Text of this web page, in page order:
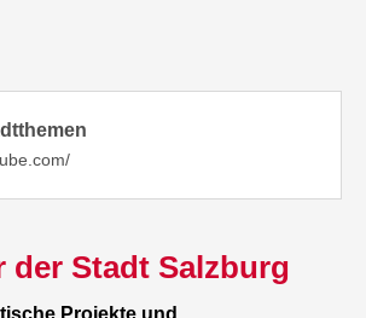
der Stadt Salzburg
Projekte und